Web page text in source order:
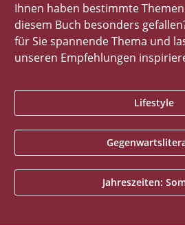
Ihnen haben bestimmte
diesem Buch besonders
für Sie spannende Thema und
unseren Empfehlungen
Lifestyle
Jahreszeiten: